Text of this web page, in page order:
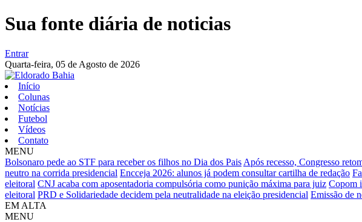
Sua fonte diária de noticias
Entrar
Quarta-feira, 05 de Agosto de 2026
Início
Colunas
Notícias
Futebol
Vídeos
Contato
MENU
Bolsonaro pede ao STF para receber os filhos no Dia dos Pais Após recesso, Congresso
neutro na corrida presidencial Encceja 2026: alunos já podem consultar cartilha de redação
eleitoral CNJ acaba com aposentadoria compulsória como punição máxima para juiz Copom
eleitoral PRD e Solidariedade decidem pela neutralidade na eleição presidencial Emissão de
EM ALTA
MENU